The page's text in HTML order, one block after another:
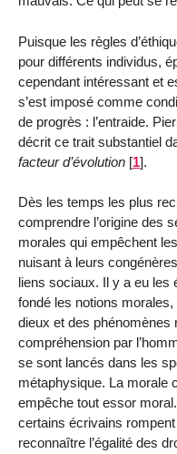
Puisque les règles
pour diffé­rents individus,
cependant intéressant et
s’est imposé comme
de progrès : l’entraide.
décrit ce trait substantiel
facteur d’évolution [1].
Dès les temps les plus
compren­dre l’origine des
morales qui empêchent
nuisant à leurs
liens sociaux. Il y a eu les
fondé les notions
dieux et des phénomènes
compréhension par
se sont lancés dans les
métaphysique. La morale
empêche tout essor
certains écrivains
reconnaître l’égalité des